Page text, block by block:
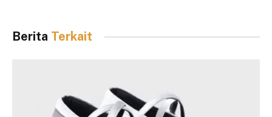
Berita Terkait